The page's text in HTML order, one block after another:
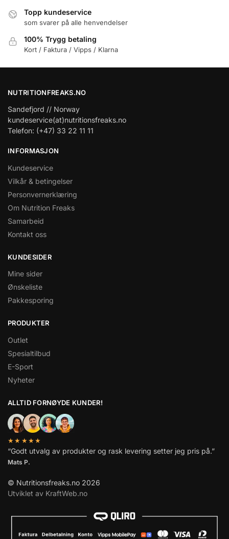
Topp kundeservice
som svarer på alle henvendelser
100% Trygg betaling
Kort / Faktura / Vipps / Klarna
NUTRITIONFREAKS.NO
Sandefjord // Norway
kundeservice(at)nutritionsfreaks.no
Telefon: (+47) 33 22 11 11
INFORMASJON
Kundeservice
Vilkår & betingelser
Personvernerklæring
Om Nutrition Freaks
Samarbeid
Kontakt oss
KUNDESIDER
Mine sider
Ønskeliste
Pakkesporing
PRODUKTER
Outlet
Spesialtilbud
E-Sport
Nyheter
ALLTID FORNØYDE KUNDER!
★★★★★
“Godt utvalg av produkter og rask levering setter jeg pris på.”
Mats P.
© Nutritionsfreaks.no 2026
Utviklet av KraftWeb.no